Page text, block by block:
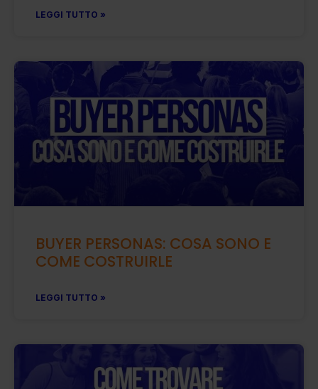
LEGGI TUTTO »
BUYER PERSONAS: COSA SONO E
COME COSTRUIRLE
LEGGI TUTTO »